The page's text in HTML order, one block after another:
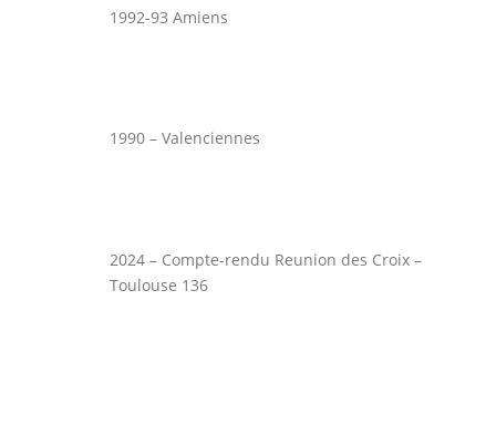
1992-93 Amiens
1990 – Valenciennes
2024 – Compte-rendu Reunion des Croix –
Toulouse 136